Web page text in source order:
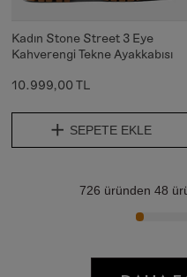
Kadın Stone Street 3 Eye
Kahverengi Tekne Ayakkabısı
10.999,00 TL
SEPETE EKLE
726 üründen 48